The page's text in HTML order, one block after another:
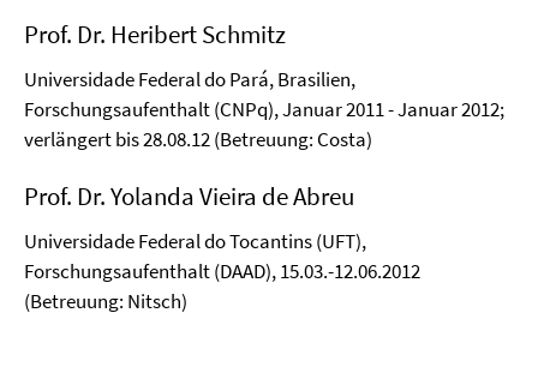
Prof. Dr. Heribert Schmitz
Universidade Federal do Pará, Brasilien,
Forschungsaufenthalt (CNPq), Januar 2011 - Januar 2012;
verlängert bis 28.08.12 (Betreuung: Costa)
Prof. Dr. Yolanda Vieira de Abreu
Universidade Federal do Tocantins (UFT),
Forschungsaufenthalt (DAAD), 15.03.-12.06.2012
(Betreuung: Nitsch)